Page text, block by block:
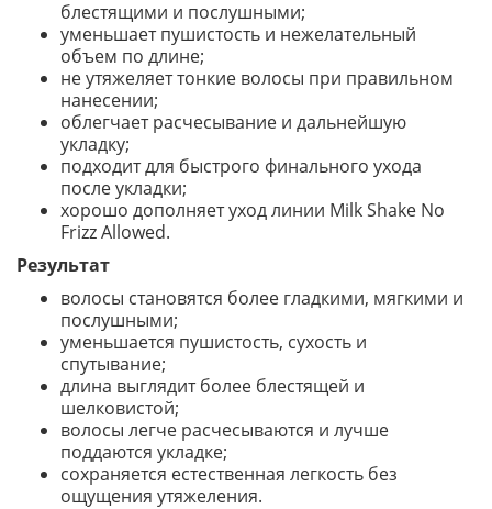
блестящими и послушными;
уменьшает пушистость и нежелательный
объем по длине;
не утяжеляет тонкие волосы при правильном
нанесении;
облегчает расчесывание и дальнейшую
укладку;
подходит для быстрого финального ухода
после укладки;
хорошо дополняет уход линии Milk Shake No
Frizz Allowed.
Результат
волосы становятся более гладкими, мягкими и
послушными;
уменьшается пушистость, сухость и
спутывание;
длина выглядит более блестящей и
шелковистой;
волосы легче расчесываются и лучше
поддаются укладке;
сохраняется естественная легкость без
ощущения утяжеления.